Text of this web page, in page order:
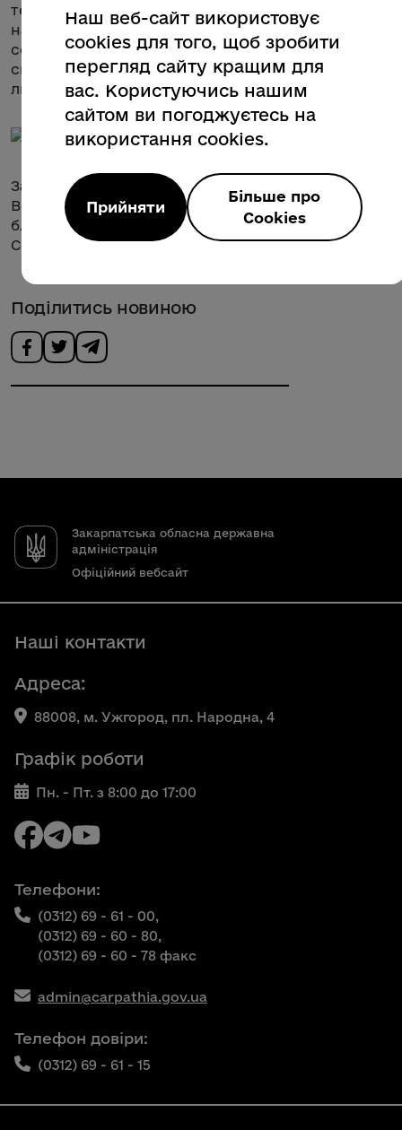
те, як працює система захисту прав дитини на
національному та місцевому рівнях, про
соціальну згуртованість як запоруку єдності та
спільного розвитку українців, збереження
людського капіталу.
Захід відбувся за підтримки Управління
Верховного комісара ООН у справах біженців та
благодійного фонду «Стабілізейшн Суппорт
Сервісез».
Поділитись новиною
Закарпатська обласна державна
адміністрація
Офіційний вебсайт
Наші контакти
Адреса:
88008, м. Ужгород, пл. Народна, 4
Графік роботи
Пн. - Пт. з 8:00 до 17:00
Телефони:
(0312) 69 - 61 - 00,
(0312) 69 - 60 - 80,
(0312) 69 - 60 - 78 факс
admin@carpathia.gov.ua
Телефон довіри:
(0312) 69 - 61 - 15
Наш веб-сайт використовує
cookies для того, щоб зробити
перегляд сайту кращим для
вас. Користуючись нашим
сайтом ви погоджуєтесь на
використання cookies.
Прийняти
Більше про
Cookies